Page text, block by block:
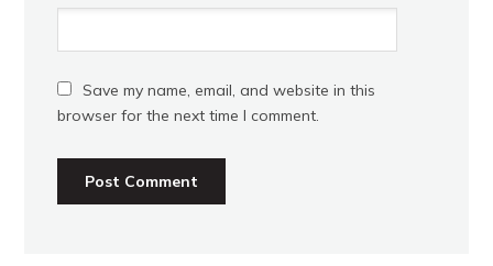
Save my name, email, and website in this
browser for the next time I comment.